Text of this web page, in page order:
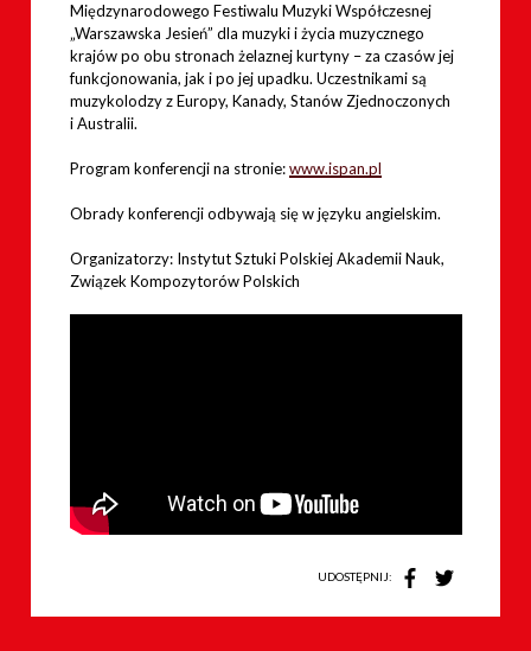
Międzynarodowego Festiwalu Muzyki Współczesnej
„Warszawska Jesień” dla muzyki i życia muzycznego
krajów po obu stronach żelaznej kurtyny – za czasów jej
funkcjonowania, jak i po jej upadku. Uczestnikami są
muzykolodzy z Europy, Kanady, Stanów Zjednoczonych
i Australii.
Program konferencji na stronie:www.ispan.pl
Obrady konferencji odbywają się w języku angielskim.
Organizatorzy: Instytut Sztuki Polskiej Akademii Nauk,
Związek Kompozytorów Polskich
UDOSTĘPNIJ: